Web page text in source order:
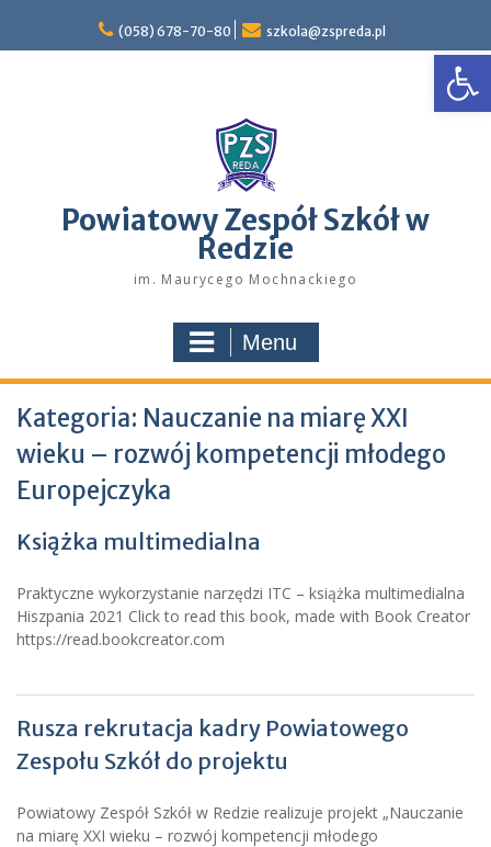
content
(058) 678-70-80 szkola@zspreda.pl
Powiatowy Zespół Szkół w
Redzie
im. Maurycego Mochnackiego
Menu
Kategoria: Nauczanie na miarę XXI
wieku – rozwój kompetencji młodego
Europejczyka
Książka multimedialna
Praktyczne wykorzystanie narzędzi ITC – książka multimedialna
Hiszpania 2021 Click to read this book, made with Book Creator
https://read.bookcreator.com
Rusza rekrutacja kadry Powiatowego
Zespołu Szkół do projektu
Powiatowy Zespół Szkół w Redzie realizuje projekt „Nauczanie
na miarę XXI wieku – rozwój kompetencji młodego